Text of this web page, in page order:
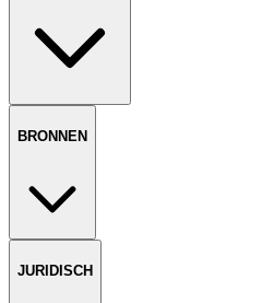
BRONNEN
JURIDISCH